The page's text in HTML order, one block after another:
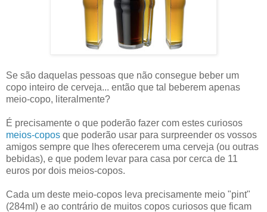
Se são daquelas pessoas que não consegue beber um
copo inteiro de cerveja... então que tal beberem apenas
meio-copo, literalmente?
É precisamente o que poderão fazer com estes curiosos
meios-copos que poderão usar para surpreender os vossos
amigos sempre que lhes oferecerem uma cerveja (ou outras
bebidas), e que podem levar para casa por cerca de 11
euros por dois meios-copos.
Cada um deste meio-copos leva precisamente meio "pint"
(284ml) e ao contrário de muitos copos curiosos que ficam